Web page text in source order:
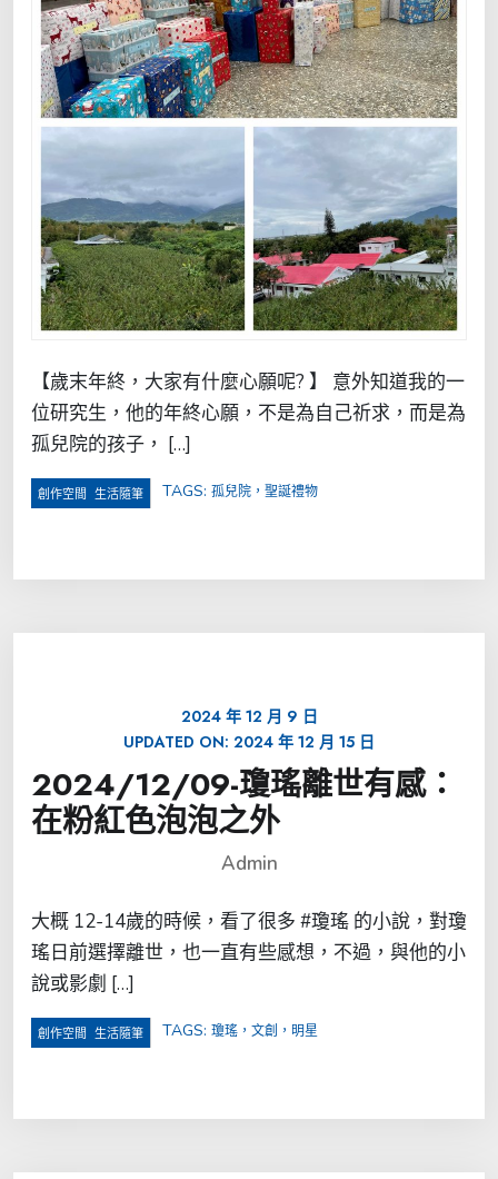
【歲末年終，大家有什麼心願呢? 】 意外知道我的一
位研究生，他的年終心願，不是為自己祈求，而是為
孤兒院的孩子， […]
創作空間 生活隨筆 TAGS: 孤兒院，聖誕禮物
2024 年 12 月 9 日
UPDATED ON: 2024 年 12 月 15 日
2024/12/09-瓊瑤離世有感：
在粉紅色泡泡之外
Admin
大概 12-14歲的時候，看了很多 #瓊瑤 的小說，對瓊
瑤日前選擇離世，也一直有些感想，不過，與他的小
說或影劇 […]
創作空間 生活隨筆 TAGS: 瓊瑤，文創，明星